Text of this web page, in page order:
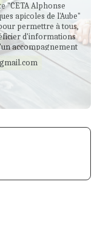
"CETA Alphonse
apicoles de l'Aube"
permettre à tous,
d'informations
accompagnement
Plongez dans
rejoignant.